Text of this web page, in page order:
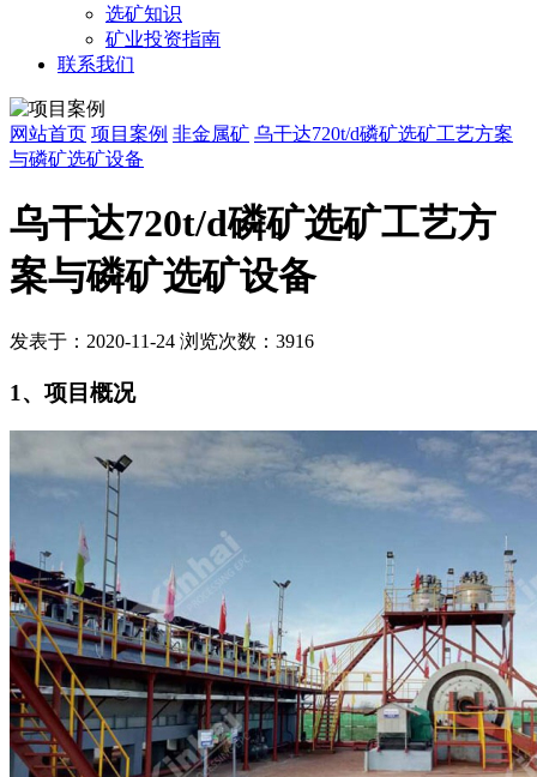
选矿知识
矿业投资指南
联系我们
网站首页 项目案例 非金属矿 乌干达720t/d磷矿选矿工艺方案
与磷矿选矿设备
乌干达720t/d磷矿选矿工艺方
案与磷矿选矿设备
发表于：2020-11-24 浏览次数：3916
1、项目概况